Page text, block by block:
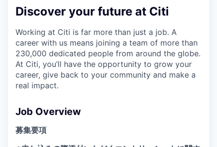
Discover your future at Citi
Working at Citi is far more than just a job. A
career with us means joining a team of more than
230,000 dedicated people from around the globe.
At Citi, you’ll have the opportunity to grow your
career, give back to your community and make a
real impact.
Job Overview
募集要項